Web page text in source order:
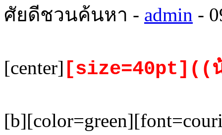
ศัยดีชวนค้นหา - admin -
[center] [size=40pt]((